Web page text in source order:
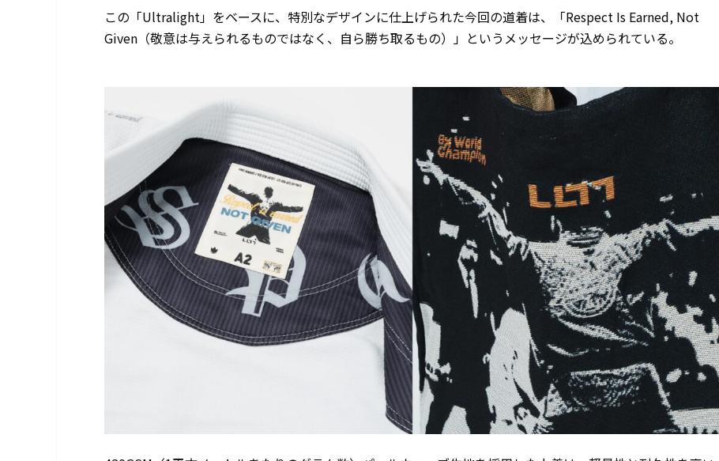
この「Ultralight」をベースに、特別なデザインに仕上げられた今回の道着は、「Respect Is Earned, Not
Given（敬意は与えられるものではなく、自ら勝ち取るもの）」というメッセージが込められている。